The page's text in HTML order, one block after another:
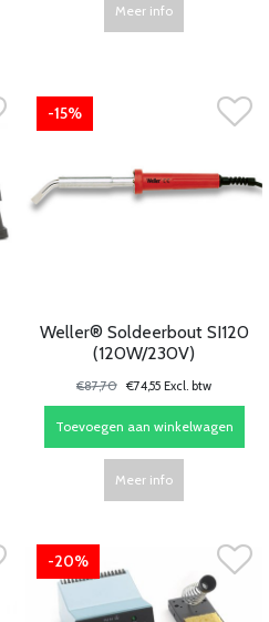
Meer info
-15%
Weller® Soldeerbout SI120
(120W/230V)
€87,70 €74,55 Excl. btw
Toevoegen aan winkelwagen
Meer info
-20%